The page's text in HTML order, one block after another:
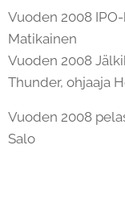
Vuoden 2008
Matikainen
Vuoden 2008
Thunder, ohjaaja
Vuoden 2008
Salo